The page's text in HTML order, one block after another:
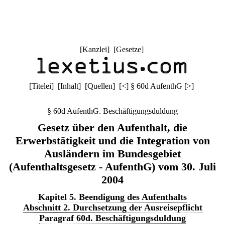
[Kanzlei] [Gesetze]
[Titelei] [Inhalt] [Quellen] [<] § 60d AufenthG [>]
§ 60d AufenthG. Beschäftigungsduldung
Gesetz über den Aufenthalt, die
Erwerbstätigkeit und die Integration von
Ausländern im Bundesgebiet
(Aufenthaltsgesetz - AufenthG) vom 30. Juli
2004
Kapitel 5. Beendigung des Aufenthalts
Abschnitt 2. Durchsetzung der Ausreisepflicht
Paragraf 60d. Beschäftigungsduldung